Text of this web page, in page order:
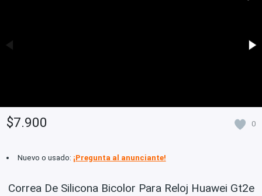
$7.900 0
Nuevo o usado: ¡Pregunta al anunciante!
Correa De Silicona Bicolor Para Reloj Huawei Gt2e